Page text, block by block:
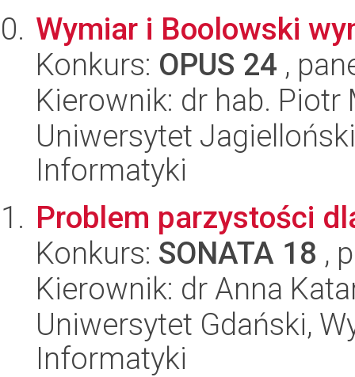
Wymiar i Boolowski
Konkurs: OPUS 24 ,
Kierownik: dr hab. Piotr
Uniwersytet
Informatyki
Problem parzystości
Konkurs: SONATA 18 ,
Kierownik: dr Anna
Uniwersytet Gdański,
Informatyki